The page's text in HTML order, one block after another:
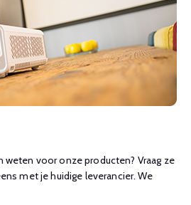
weten voor onze producten? Vraag ze
met je huidige leverancier. We